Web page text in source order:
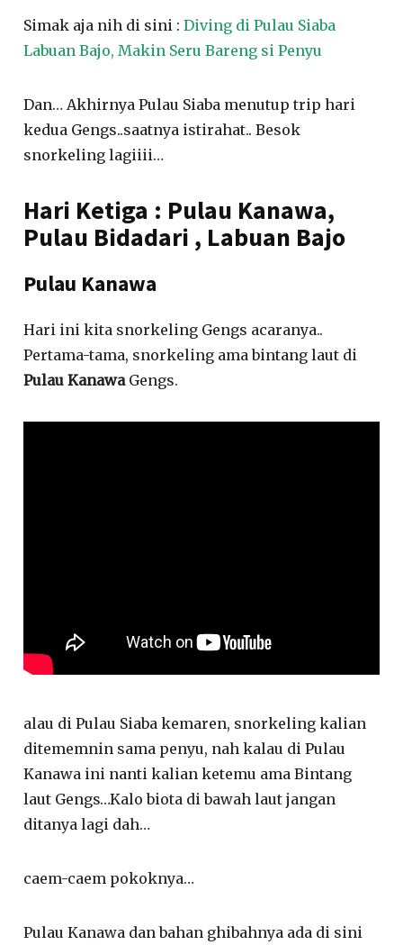
Simak aja nih di sini :Diving di Pulau Siaba
Labuan Bajo, Makin Seru Bareng si Penyu
Dan… Akhirnya Pulau Siaba menutup trip hari
kedua Gengs..saatnya istirahat.. Besok
snorkeling lagiiii…
Hari Ketiga : Pulau Kanawa,
Pulau Bidadari , Labuan Bajo
Pulau Kanawa
Hari ini kita snorkeling Gengs acaranya..
Pertama-tama, snorkeling ama bintang laut di
Pulau KanawaGengs.
alau di Pulau Siaba kemaren, snorkeling kalian
ditememnin sama penyu, nah kalau di Pulau
Kanawa ini nanti kalian ketemu ama Bintang
laut Gengs…Kalo biota di bawah laut jangan
ditanya lagi dah…
caem-caem pokoknya…
Pulau Kanawa dan bahan ghibahnya ada di sini